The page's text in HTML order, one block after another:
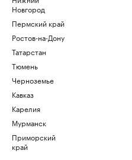
Новгород
Пермский край
Ростов-на-Дону
Татарстан
Тюмень
Черноземье
Кавказ
Карелия
Мурманск
Приморский
край